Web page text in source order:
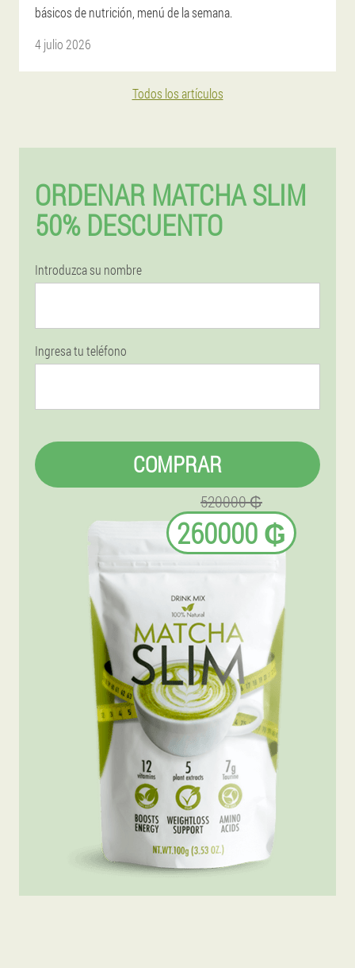
básicos de nutrición, menú de la semana.
4 julio 2026
Todos los artículos
ORDENAR MATCHA SLIM
50% DESCUENTO
Introduzca su nombre
Ingresa tu teléfono
COMPRAR
520000 ₲
260000 ₲